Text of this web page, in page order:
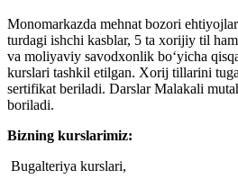
Monomarkazda mehnat bozori
turdagi ishchi kasblar, 5 ta xorijiy til
va moliyaviy savodxonlik bo‘yicha
kurslari tashkil etilgan. Xorij tillarini
sertifikat beriladi. Darslar Malakali
boriladi.
Bizning kurslarimiz:
Bugalteriya kurslari,